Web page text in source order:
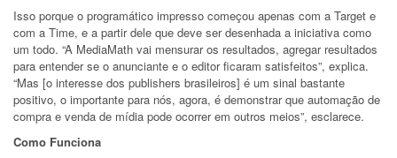
Isso porque o programático impresso começou apenas com a Target e
com a Time, e a partir dele que deve ser desenhada a iniciativa como
um todo. “A MediaMath vai mensurar os resultados, agregar resultados
para entender se o anunciante e o editor ficaram satisfeitos”, explica.
“Mas [o interesse dos publishers brasileiros] é um sinal bastante
positivo, o importante para nós, agora, é demonstrar que automação de
compra e venda de mídia pode ocorrer em outros meios”, esclarece.
Como Funciona